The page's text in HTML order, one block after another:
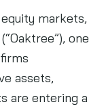
markets,
one
assets,
are entering a